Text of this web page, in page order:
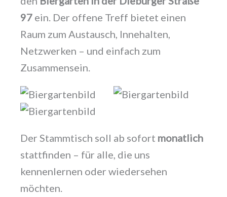
97 ein. Der offene Treff bietet einen
Raum zum Austausch, Innehalten,
Netzwerken – und einfach zum
Zusammensein.
Der Stammtisch soll ab sofort monatlich
stattfinden – für alle, die uns
kennenlernen oder wiedersehen
möchten.